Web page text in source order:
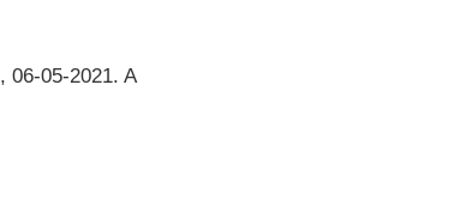
, 06-05-2021. A